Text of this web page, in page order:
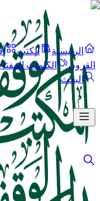
الرئيسية الكتب
القرون
الكلمات
البحث